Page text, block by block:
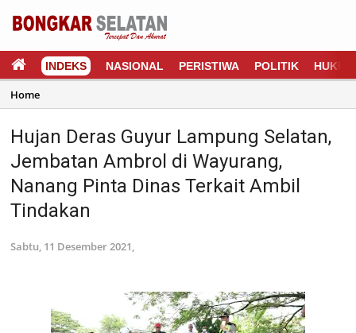
INDEKS NASIONAL PERISTIWA POLITIK HUKUM
Home
Hujan Deras Guyur Lampung Selatan,
Jembatan Ambrol di Wayurang,
Nanang Pinta Dinas Terkait Ambil
Tindakan
Sabtu, 11 Desember 2021,